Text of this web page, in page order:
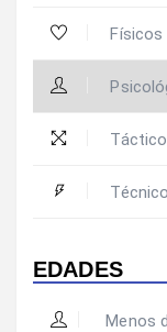
Físicos
EDADES
Menos